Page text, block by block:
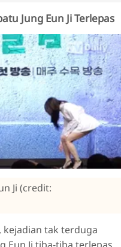
Jung Eun Ji Terlepas
Ji (credit:
kejadian tak terduga